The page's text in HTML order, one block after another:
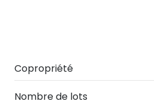
Copropriété
Nombre de lots